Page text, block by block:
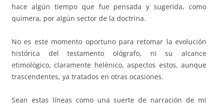
hace algún tiempo que fue pensada y sugerida, como
quimera, por algún sector de la doctrina.
No es este momento oportuno para retomar la evolución
histórica del testamento ológrafo, ni su alcance
etimológico, claramente helénico, aspectos estos, aunque
trascendentes, ya tratados en otras ocasiones.
Sean estas líneas como una suerte de narración de mi